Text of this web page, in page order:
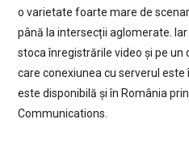
o varietate foarte mare de
până la intersecții aglomerate.
stoca înregistrările video și pe un
care conexiunea cu serverul
este disponibilă și în România
Communications.